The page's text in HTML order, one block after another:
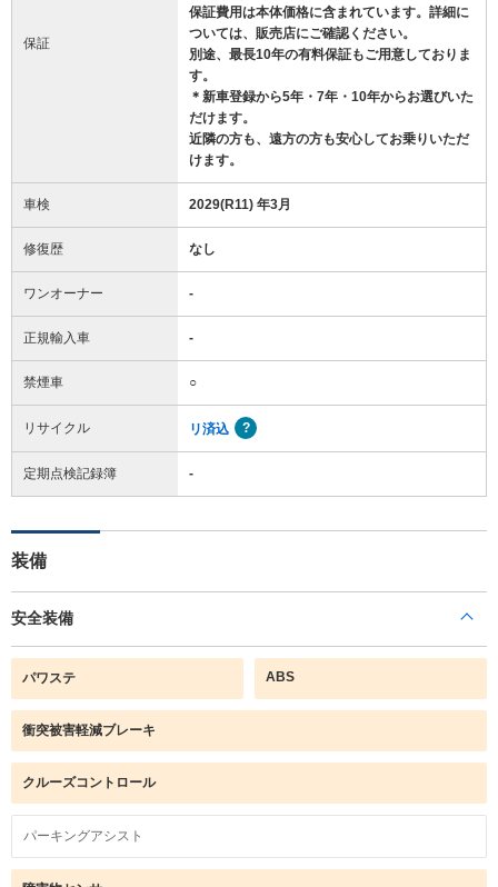
保証
保証費用は本体価格に含まれています。詳細に
ついては、販売店にご確認ください。
別途、最長10年の有料保証もご用意しておりま
す。
＊新車登録から5年・7年・10年からお選びいた
だけます。
近隣の方も、遠方の方も安心してお乗りいただ
けます。
車検 2029(R11) 年3月
修復歴 なし
ワンオーナー -
正規輸入車 -
禁煙車 ○
リサイクル リ済込
定期点検記録簿 -
装備
安全装備
パワステ ABS
衝突被害軽減ブレーキ
クルーズコントロール
パーキングアシスト